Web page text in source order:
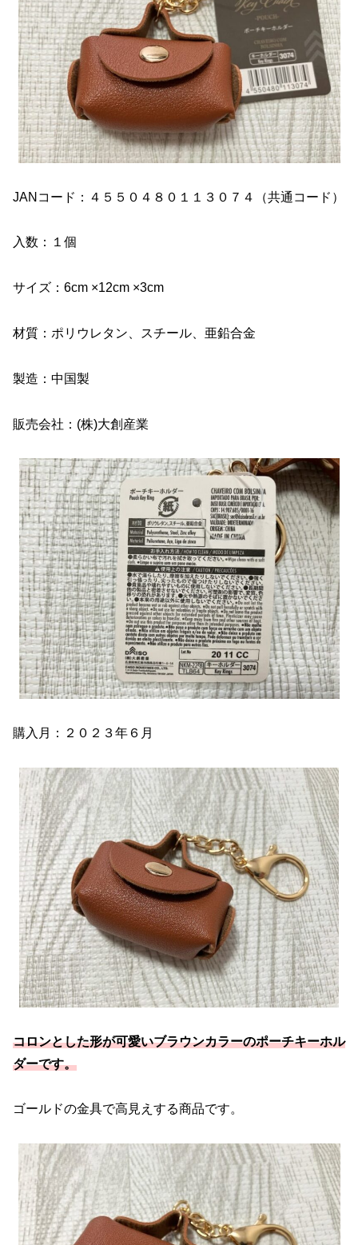
JANコード：４５５０４８０１１３０７４（共通コード）
入数：１個
サイズ：6cm ×12cm ×3cm
材質：ポリウレタン、スチール、亜鉛合金
製造：中国製
販売会社：(株)大創産業
購入月：２０２３年６月
コロンとした形が可愛いブラウンカラーのポーチキーホル
ダーです。
ゴールドの金具で高見えする商品です。